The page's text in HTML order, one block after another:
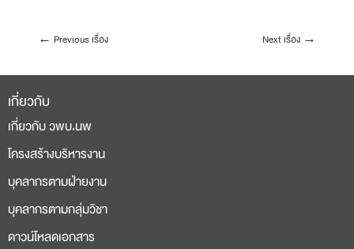
← Previous เรื่อง Next เรื่อง →
เกี่ยวกับ
เกี่ยวกับ วพบ.นพ
โครงสร้างบริหารงาน
บุคลากรตามฝ่ายงาน
บุคลากรตามกลุ่มวิชา
ดาวน์โหลดเอกสาร